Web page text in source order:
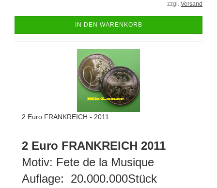
zzgl. Versand
IN DEN WARENKORB
2 Euro FRANKREICH - 2011
2 Euro FRANKREICH 2011
Motiv: Fete de la Musique
Auflage: 20.000.000Stück